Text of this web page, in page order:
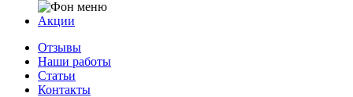
Акции
Отзывы
Наши работы
Статьи
Контакты